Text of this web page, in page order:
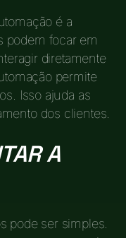
é a
podem focar em
diretamente
permite
Isso ajuda as
dos clientes.
A
pode ser simples.